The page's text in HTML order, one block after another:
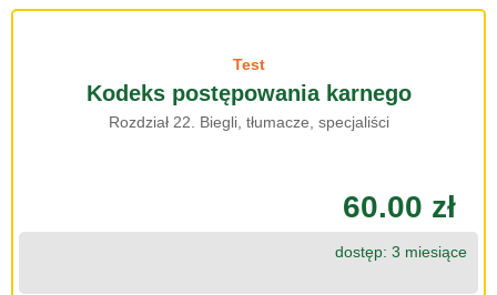
Test
Kodeks postępowania karnego
Rozdział 22. Biegli, tłumacze, specjaliści
60.00 zł
dostęp: 3 miesiące